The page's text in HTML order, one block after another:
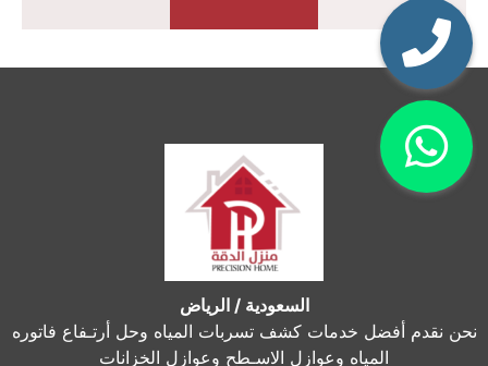
السعودية / الرياض
نحن نقدم أفضل خدمات كشف تسربات المياه وحل أرتـفاع فاتوره
المياه وعوازل الاسـطح وعوازل الخزانات